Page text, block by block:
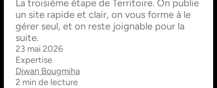
La troisième étape de Territoire. On publie
un site rapide et clair, on vous forme à le
gérer seul, et on reste joignable pour la
suite.
23 mai 2026
Expertise
Diwan Bougmiha
2 min de lecture